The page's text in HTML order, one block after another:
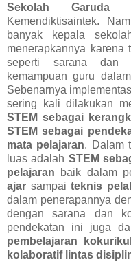
Sekolah Garuda
Kemendiktisaintek.
banyak kepala
menerapkannya karena
seperti sarana dan
kemampuan guru
Sebenarnya
sering kali dilakukan
STEM sebagai
STEM sebagai
mata pelajaran. Dalam
luas adalah STEM
pelajaran baik dalam
ajar sampaiteknis
dalam penerapannya
dengan sarana dan
pendekatan ini juga
pembelajaran
kolaboratif lintas